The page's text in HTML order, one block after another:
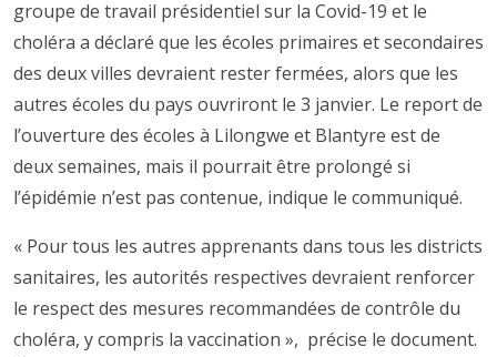
groupe de travail présidentiel sur la Covid-19 et le
choléra a déclaré que les écoles primaires et secondaires
des deux villes devraient rester fermées, alors que les
autres écoles du pays ouvriront le 3 janvier. Le report de
l’ouverture des écoles à Lilongwe et Blantyre est de
deux semaines, mais il pourrait être prolongé si
l’épidémie n’est pas contenue, indique le communiqué.
« Pour tous les autres apprenants dans tous les districts
sanitaires, les autorités respectives devraient renforcer
le respect des mesures recommandées de contrôle du
choléra, y compris la vaccination », précise le document.